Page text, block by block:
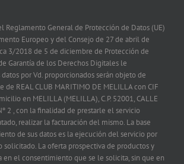
Reglamento General de Protección de Datos (UE)
Europeo y del Consejo de 27 de abril de
3/2018 de 5 de diciembre de Protección de
Garantía de los Derechos Digitales le
por Vd. proporcionados serán objeto de
REAL CLUB MARITIMO DE MELILLA con CIF
en MELILLA (MELILLA), C.P. 52001, CALLE
2 , con la finalidad de prestarle el servicio
realizar la facturación del mismo. La base
de sus datos es la ejecución del servicio por
solicitado. La oferta prospectiva de productos y
en el consentimiento que se le solicita, sin que en